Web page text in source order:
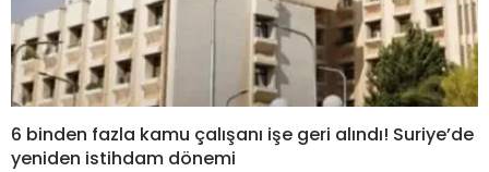
6 binden fazla kamu çalışanı işe geri alındı! Suriye’de
yeniden istihdam dönemi